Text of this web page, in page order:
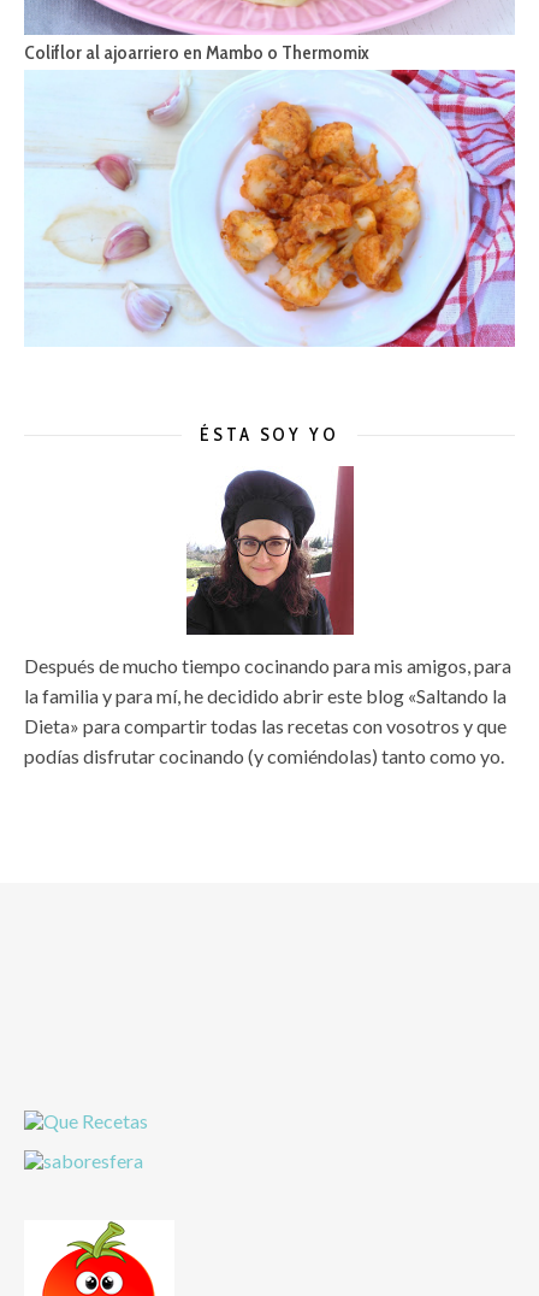
Coliflor al ajoarriero en Mambo o Thermomix
ÉSTA SOY YO
Después de mucho tiempo cocinando para mis amigos, para
la familia y para mí, he decidido abrir este blog «Saltando la
Dieta» para compartir todas las recetas con vosotros y que
podías disfrutar cocinando (y comiéndolas) tanto como yo.